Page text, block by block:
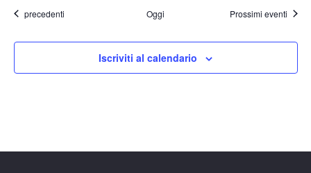
Eventi
precedenti Oggi Prossimi eventi
Iscriviti al calendario